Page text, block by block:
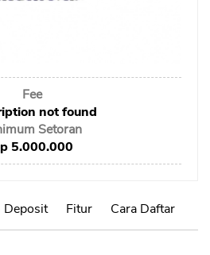
Fee
not found
Setoran
5.000.000
Deposit Fitur Cara Daftar